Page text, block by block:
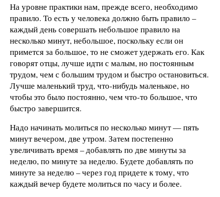
На уровне практики нам, прежде всего, необходимо
правило. То есть у человека должно быть правило –
каждый день совершать небольшое правило на
несколько минут, небольшое, поскольку если он
примется за большое, то не сможет удержать его. Как
говорят отцы, лучше идти с малым, но постоянным
трудом, чем с большим трудом и быстро остановиться.
Лучше маленький труд, что-нибудь маленькое, но
чтобы это было постоянно, чем что-то большое, что
быстро завершится.
Надо начинать молиться по несколько минут — пять
минут вечером, две утром. Затем постепенно
увеличивать время – добавлять по две минуты за
неделю, по минуте за неделю. Будете добавлять по
минуте за неделю – через год придете к тому, что
каждый вечер будете молиться по часу и более.